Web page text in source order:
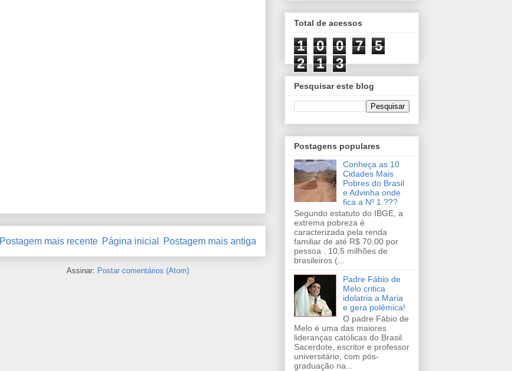
Postagem mais recente Postagem mais antiga
Página inicial
Assinar: Postar comentários (Atom)
Total de acessos
1 0 0 7
5
2
1 3
Pesquisar este blog
Postagens populares
Conheça as 10
Cidades Mais
Pobres do Brasil
e Advinha onde
fica a Nº 1 ???
Segundo estatuto do IBGE, a
extrema pobreza é
caracterizada pela renda
familiar de até R$ 70,00 por
pessoa . 10,5 milhões de
brasileiros (...
Padre Fábio de
Melo critica
idolatria a Maria
e gera polêmica!
O padre Fábio de
Melo é uma das maiores
lideranças católicas do Brasil.
Sacerdote, escritor e professor
universitário, com pós-
graduação na...